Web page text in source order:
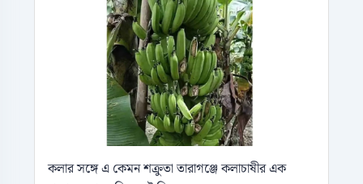
কলার সঙ্গে এ কেমন শক্রুতা তারাগঞ্জে কলাচাষীর এক